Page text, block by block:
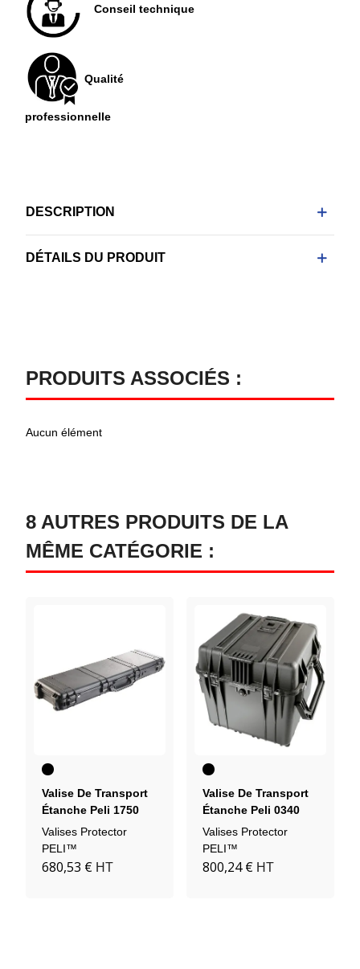
Conseil technique
Qualité
professionnelle
DESCRIPTION
DÉTAILS DU PRODUIT
PRODUITS ASSOCIÉS :
Aucun élément
8 AUTRES PRODUITS DE LA
MÊME CATÉGORIE :
Noir
Valise De Transport
Étanche Peli 1750
Valises Protector
PELI™
680,53 € HT
Noir
Valise De Transport
Étanche Peli 0340
Valises Protector
PELI™
800,24 € HT